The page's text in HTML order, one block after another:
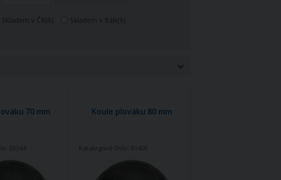
Skladem v ČR(6) Skladem v Itálii(9)
70 mm
03344
Koule plováku 80 mm
Katalogové číslo: 01405